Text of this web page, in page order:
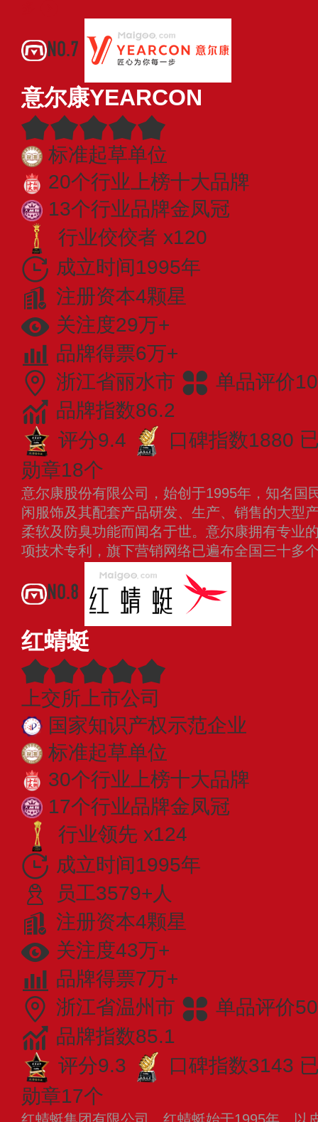
NO.7
意尔康YEARCON
标准起草单位
20个行业上榜十大品牌
13个行业品牌金凤冠
行业佼佼者 x120
成立时间1995年
注册资本4颗星
关注度29万+
品牌得票6万+
浙江省丽水市
单品评价
品牌指数86.2
评分9.4
口碑指数1880
勋章18个
意尔康股份有限公司，始创于1995年，知名国
闲服饰及其配套产品研发、生产、销售的大型
柔软及防臭功能而闻名于世。意尔康拥有专业
项技术专利，旗下营销网络已遍布全国三十多
NO.8
红蜻蜓
上交所上市公司
国家知识产权示范企业
标准起草单位
30个行业上榜十大品牌
17个行业品牌金凤冠
行业领先 x124
成立时间1995年
员工3579+人
注册资本4颗星
关注度43万+
品牌得票7万+
浙江省温州市
单品评价
品牌指数85.1
评分9.3
口碑指数3143
勋章17个